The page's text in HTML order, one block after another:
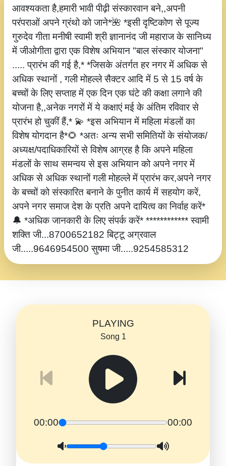
आवश्यकता है,हमारी भावी पीढ़ी संस्कारवान बने,,अपनी
परंपराओं अपने ग्रंथो को जाने*🌺 *इसी दृष्टिकोण से पूज्य
गुरुदेव गीता मनीषी स्वामी श्री ज्ञानानंद जी महाराज के सानिध्य
में जीओगीता द्वारा एक विशेष अभियान "बाल संस्कार योजना"
..... प्रारंभ की गई है,* *जिसके अंतर्गत हर नगर में अधिक से
अधिक स्थानों , गली मोहल्ले सैक्टर आदि में 5 से 15 वर्ष के
बच्चों के लिए सप्ताह में एक दिन एक घंटे की कक्षा लगाने की
योजना है,,अनेक नगरों में ये कक्षाएं मई के अंतिम रविवार से
प्रारंभ हो चुकीं हैं,* 💫 *इस अभियान में महिला मंडलों का
विशेष योगदान है*🌻 *अतः अन्य सभी समितियों के संयोजक/
अध्यक्ष/पदाधिकारियों से विशेष आग्रह है कि अपने महिला
मंडलों के साथ समन्वय से इस अभियान को अपने नगर में
अधिक से अधिक स्थानों गली मोहल्ले में प्रारंभ कर,अपने नगर
के बच्चों को संस्कारित बनाने के पुनीत कार्य में सहयोग करें,
अपने नगर समाज देश के प्रति अपने दायित्व का निर्वाह करें*
🔔 *अधिक जानकारी के लिए संपर्क करें* ************ स्वामी
शक्ति जी...8700652182 बिट्टू अग्रवाल
जी.....9646954500 सुषमा जी.....9254585312
PLAYING
Song 1
00:00 00:00